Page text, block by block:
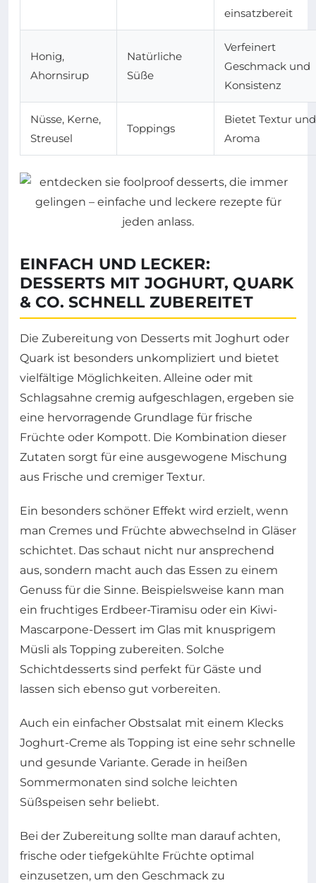
einsatzbereit
Honig,
Ahornsirup
Natürliche
Süße
Verfeinert
Geschmack und
Konsistenz
Nüsse, Kerne,
Streusel
Toppings
Bietet Textur und
Aroma
EINFACH UND LECKER:
DESSERTS MIT JOGHURT, QUARK
& CO. SCHNELL ZUBEREITET
Die Zubereitung von Desserts mit Joghurt oder
Quark ist besonders unkompliziert und bietet
vielfältige Möglichkeiten. Alleine oder mit
Schlagsahne cremig aufgeschlagen, ergeben sie
eine hervorragende Grundlage für frische
Früchte oder Kompott. Die Kombination dieser
Zutaten sorgt für eine ausgewogene Mischung
aus Frische und cremiger Textur.
Ein besonders schöner Effekt wird erzielt, wenn
man Cremes und Früchte abwechselnd in Gläser
schichtet. Das schaut nicht nur ansprechend
aus, sondern macht auch das Essen zu einem
Genuss für die Sinne. Beispielsweise kann man
ein fruchtiges Erdbeer-Tiramisu oder ein Kiwi-
Mascarpone-Dessert im Glas mit knusprigem
Müsli als Topping zubereiten. Solche
Schichtdesserts sind perfekt für Gäste und
lassen sich ebenso gut vorbereiten.
Auch ein einfacher Obstsalat mit einem Klecks
Joghurt-Creme als Topping ist eine sehr schnelle
und gesunde Variante. Gerade in heißen
Sommermonaten sind solche leichten
Süßspeisen sehr beliebt.
Bei der Zubereitung sollte man darauf achten,
frische oder tiefgekühlte Früchte optimal
einzusetzen, um den Geschmack zu